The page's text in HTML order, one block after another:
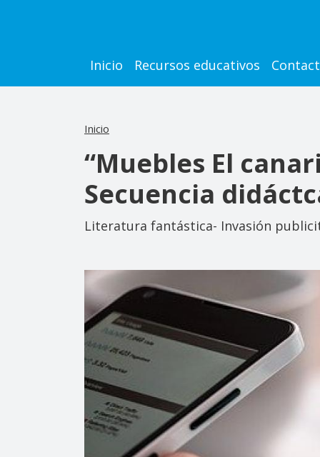
Main navigation
Inicio Recursos educativos
Inicio
“Muebles El
Secuencia
Literatura fantástica- Invasión